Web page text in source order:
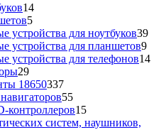
1414
55
товаров
устройства для ноутбуков3939
устройства для планшетов99
устройства для телефонов1414
2929
товаров
18650337337
товаров
5555
товаров
контроллеров1515
товаров
систем, наушников,